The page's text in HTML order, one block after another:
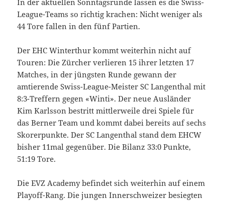
League-Teams so richtig krachen: Nicht weniger als
44 Tore fallen in den fünf Partien.
Der EHC Winterthur kommt weiterhin nicht auf
Touren: Die Zürcher verlieren 15 ihrer letzten 17
Matches, in der jüngsten Runde gewann der
amtierende Swiss-League-Meister SC Langenthal mit
8:3-Treffern gegen «Winti». Der neue Ausländer
Kim Karlsson bestritt mittlerweile drei Spiele für
das Berner Team und kommt dabei bereits auf sechs
Skorerpunkte. Der SC Langenthal stand dem EHCW
bisher 11mal gegenüber. Die Bilanz 33:0 Punkte,
51:19 Tore.
Die EVZ Academy befindet sich weiterhin auf einem
Playoff-Rang. Die jungen Innerschweizer besiegten